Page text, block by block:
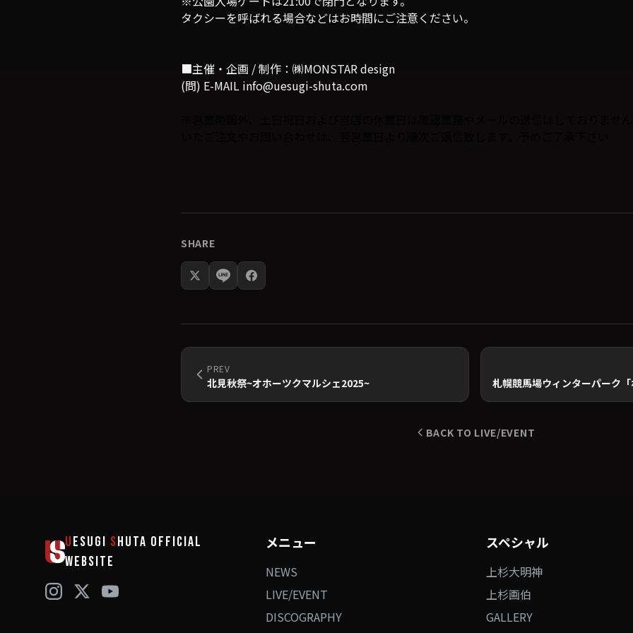
タクシーを呼ばれる場合などはお時間にご注意ください。
■主催・企画 / 制作：㈱MONSTAR design
(問) E-MAIL info@uesugi-shuta.com
SHARE
PREV
北見秋祭~オホーツクマルシェ2025~
BACK TO LIVE/EVENT
UESUGI SHUTA OFFICIAL
WEBSITE
メニュー
NEWS
LIVE/EVENT
DISCOGRAPHY
スペシャル
上杉大明神
上杉画伯
GALLERY